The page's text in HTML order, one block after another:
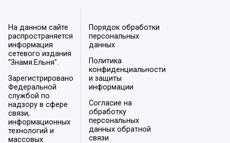
На данном сайте
распространяется
информация
сетевого издания
"Знамя.Ельня".
Зарегистрировано
Федеральной
службой по
надзору в сфере
связи,
информационных
технологий и
массовых
Порядок обработки
персональных
данных
Политика
конфиденциальности
и защиты
информации
Согласие на
обработку
персональных
данных обратной
связи